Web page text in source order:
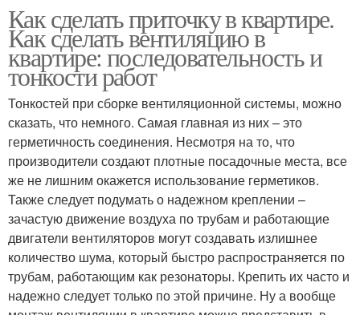
Как сделать приточку в квартире.
Как сделать вентиляцию в
квартире: последовательность и
тонкости работ
Тонкостей при сборке вентиляционной системы, можно
сказать, что немного. Самая главная из них – это
герметичность соединения. Несмотря на то, что
производители создают плотные посадочные места, все
же не лишним окажется использование герметиков.
Также следует подумать о надежном креплении –
зачастую движение воздуха по трубам и работающие
двигатели вентиляторов могут создавать излишнее
количество шума, который быстро распространяется по
трубам, работающим как резонаторы. Крепить их часто и
надежно следует только по этой причине. Ну а вообще